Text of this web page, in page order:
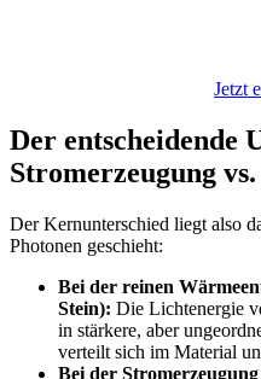
Jetzt
Der entscheidende
Stromerzeugung
Der Kernunterschied liegt also
Photonen geschieht:
Bei der reinen
Stein): Die Lichtenergie
in stärkere, aber
verteilt sich im Material
Bei der